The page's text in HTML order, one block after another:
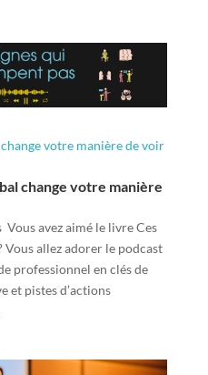
votre manière de voir
change votre manière
avez aimé le livre Ces
Vous allez adorer le podcast
professionnel en clés de
et pistes d’actions